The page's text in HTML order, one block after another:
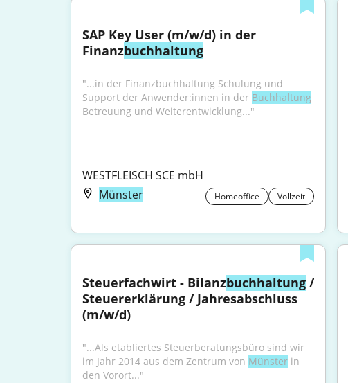
SAP Key User (m/w/d) in der
Finanzbuchhaltung
"...in der Finanzbuchhaltung Schulung und
Support der Anwender:innen in der Buchhaltung
Betreuung und Weiterentwicklung..."
WESTFLEISCH SCE mbH
Münster
Homeoffice Vollzeit
Steuerfachwirt - Bilanzbuchhaltung /
Steuererklärung / Jahresabschluss
(m/w/d)
"...Als etabliertes Steuerberatungsbüro sind wir
im Jahr 2014 aus dem Zentrum von Münster in
den Vorort..."